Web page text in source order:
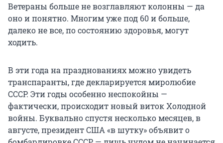
Ветераны больше не возглавляют колонны — да
оно и понятно. Многим уже под 60 и больше,
далеко не все, по состоянию здоровья, могут
ходить.
В эти года на празднованиях можно увидеть
транспаранты, где декларируется миролюбие
СССР. Эти годы особенно неспокойны —
фактически, происходит новый виток Холодной
войны. Буквально спустя несколько месяцев, в
августе, президент США «в шутку» объявит о